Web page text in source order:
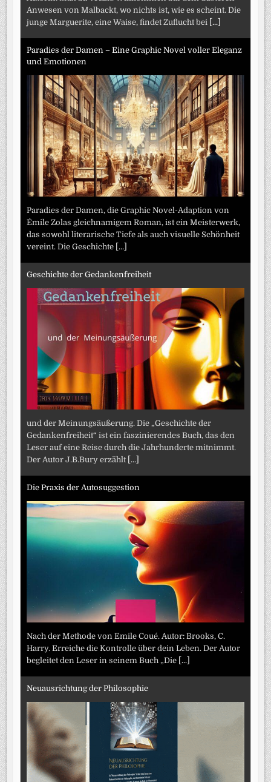
Anwesen von Malbackt, wo nichts ist, wie es scheint. Die
junge Marguerite, eine Waise, findet Zuflucht bei [...]
Paradies der Damen – Eine Graphic Novel voller Eleganz
und Emotionen
Paradies der Damen, die Graphic Novel-Adaption von
Émile Zolas gleichnamigem Roman, ist ein Meisterwerk,
das sowohl literarische Tiefe als auch visuelle Schönheit
vereint. Die Geschichte [...]
Geschichte der Gedankenfreiheit
und der Meinungsäußerung. Die „Geschichte der
Gedankenfreiheit“ ist ein faszinierendes Buch, das den
Leser auf eine Reise durch die Jahrhunderte mitnimmt.
Der Autor J.B.Bury erzählt [...]
Die Praxis der Autosuggestion
Nach der Methode von Emile Coué. Autor: Brooks, C.
Harry. Erreiche die Kontrolle über dein Leben. Der Autor
begleitet den Leser in seinem Buch „Die [...]
Neuausrichtung der Philosophie